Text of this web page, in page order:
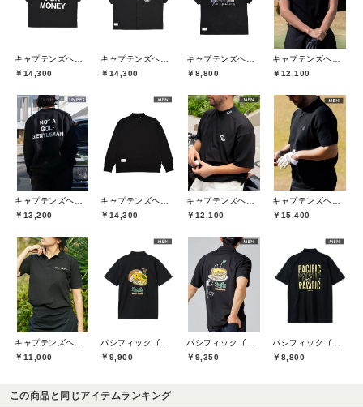
キャプテンズヘルムゴルフ(Captains Helm Golf)
￥14,300
キャプテンズヘルムゴルフ(Captains Helm Golf)
￥14,300
キャプテンズヘルムゴルフ(Captains Helm Golf)
￥8,800
キャプテンズヘルムゴルフ(Captains Helm Golf)
￥12,100
キャプテンズヘルムゴルフ(Captains Helm Golf)
￥13,200
キャプテンズヘルムゴルフ(Captains Helm Golf)
￥14,300
キャプテンズヘルムゴルフ(Captains Helm Golf)
￥12,100
キャプテンズヘルムゴルフ(Captains Helm Golf)
￥15,400
キャプテンズヘルムゴルフ(Captains Helm Golf)
￥11,000
パシフィックゴルフクラブ(Pacific GOLF CLUB)
￥9,900
パシフィックゴルフクラブ(Pacific GOLF CLUB)
￥9,350
パシフィックゴルフクラブ(Pacific GOLF CLUB)
￥8,800
この商品と同じアイテムランキング